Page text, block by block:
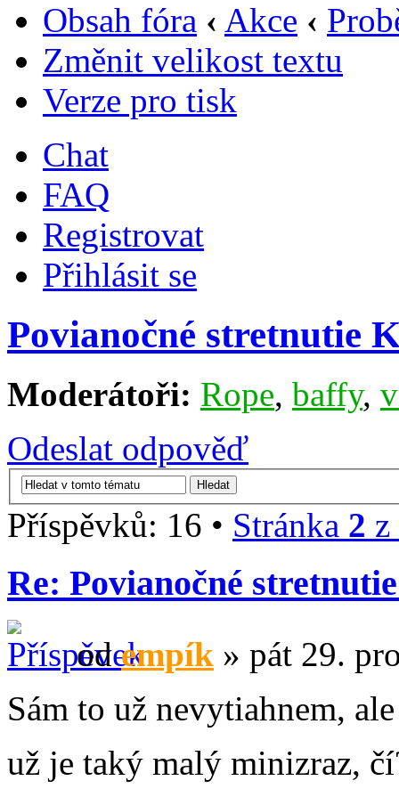
Obsah fóra ‹ Akce ‹
Změnit velikost textu
Verze pro tisk
Chat
FAQ
Registrovat
Přihlásit se
Povianočné stretnutie
Moderátoři: Rope, baffy,
Odeslat odpověď
Příspěvků: 16 • Stránka 2 z
Re: Povianočné
odempík » pát 29.
Sám to už nevytiahnem,
už je taký malý minizraz,